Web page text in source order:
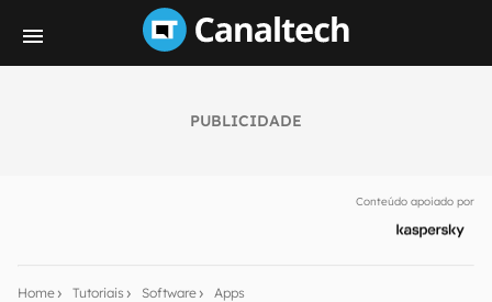
PUBLICIDADE
Conteúdo apoiado por
Home Tutoriais Software Apps
notícias e reviews sobre tecnologia em primeira